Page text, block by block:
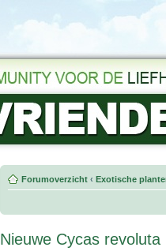
Forumoverzicht ‹ Exotische
Nieuwe Cycas revoluta